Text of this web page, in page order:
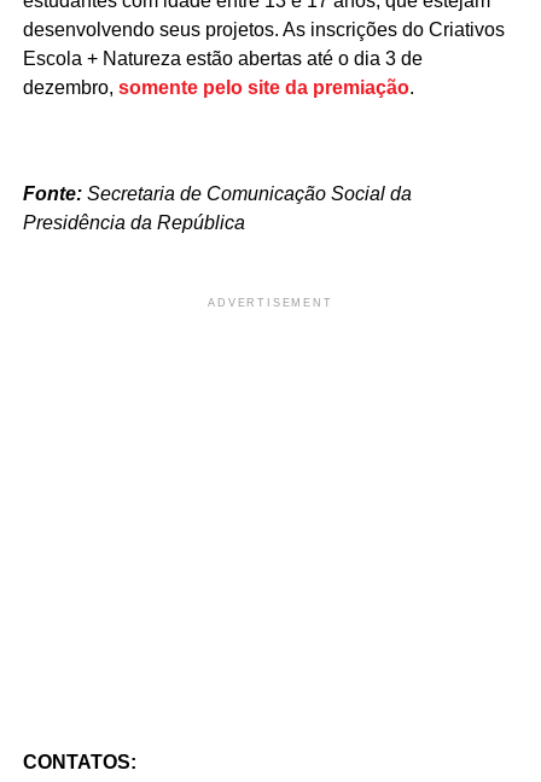
desenvolvendo seus projetos. As inscrições do Criativos
Escola + Natureza estão abertas até o dia 3 de
dezembro, somente pelo site da premiação.
Fonte:Secretaria de Comunicação Social da
Presidência da República
ADVERTISEMENT
CONTATOS: